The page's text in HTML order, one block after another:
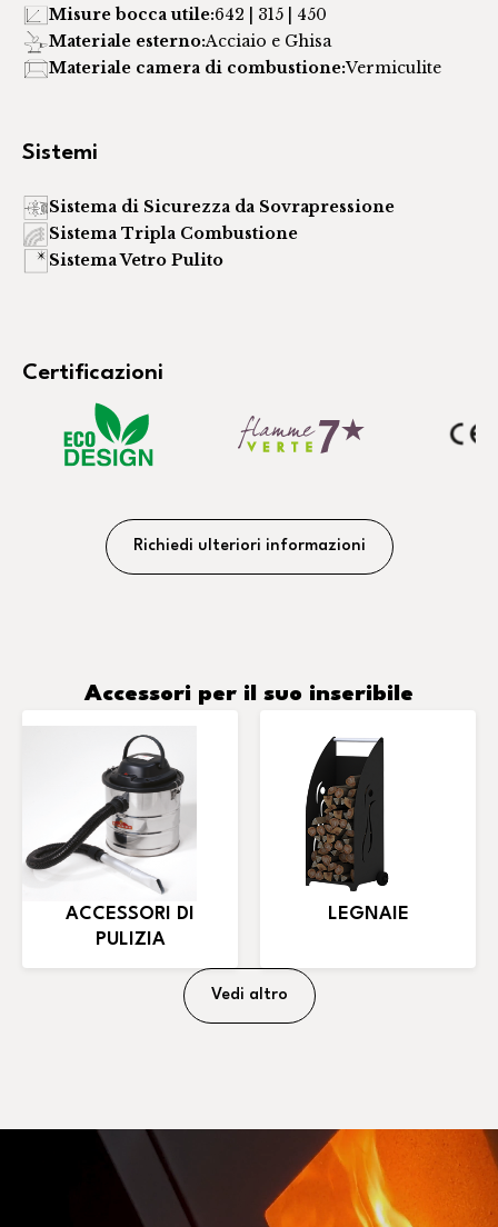
Misure bocca utile:642 | 315 | 450
Materiale esterno:Acciaio e Ghisa
Materiale camera di combustione:Vermiculite
Sistemi
Sistema di Sicurezza da Sovrapressione
Sistema Tripla Combustione
Sistema Vetro Pulito
Certificazioni
Richiedi ulteriori informazioni
Accessori per il suo inseribile
ACCESSORI DI
PULIZIA
LEGNAIE
Vedi altro